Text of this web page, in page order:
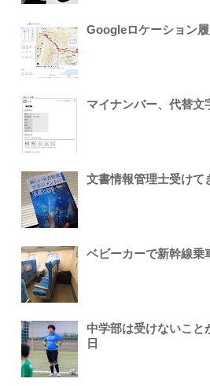
Googleロケーション
マイナンバー、代替文
文書情報管理士受けて
ベビーカーで新幹線乗
中学部は受けないこと
日